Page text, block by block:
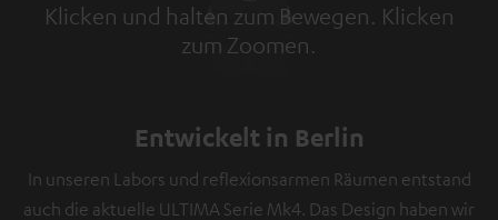
Klicken und halten zum Bewegen. Klicken
zum Zoomen.
Tap to zoom
Entwickelt in Berlin
In unseren Labors und reflexionsarmen Räumen entstand
auch die aktuelle ULTIMA Serie Mk4. Das Design haben wir